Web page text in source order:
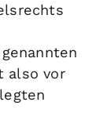
also vor